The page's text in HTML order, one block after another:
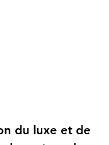
du luxe et de